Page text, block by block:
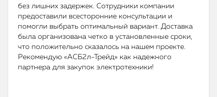
без лишних задержек. Сотрудники компании
предоставили всесторонние консультации и
помогли выбрать оптимальный вариант. Доставка
была организована четко в установленные сроки,
что положительно сказалось на нашем проекте.
Рекомендую «АСБ2л-Трейд» как надежного
партнера для закупок электротехники!